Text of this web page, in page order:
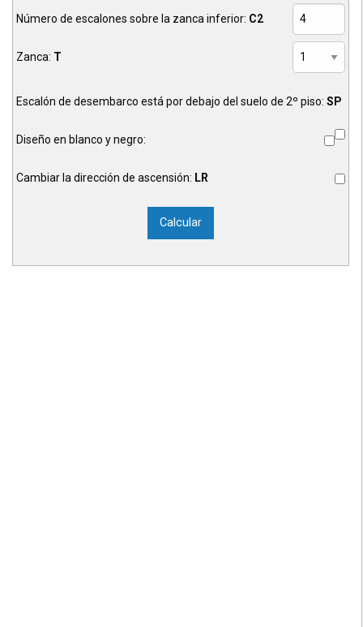
Número de escalones sobre la zanca inferior: C2
Zanca: T
Escalón de desembarco está por debajo del suelo de 2º piso: SP
Diseño en blanco y negro:
Cambiar la dirección de ascensión: LR
Calcular